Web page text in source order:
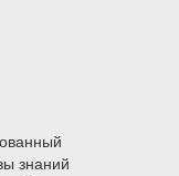
знаний